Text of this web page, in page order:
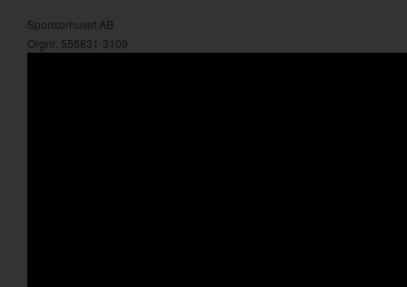
Sponsorhuset AB
Orgnr: 556831-3109